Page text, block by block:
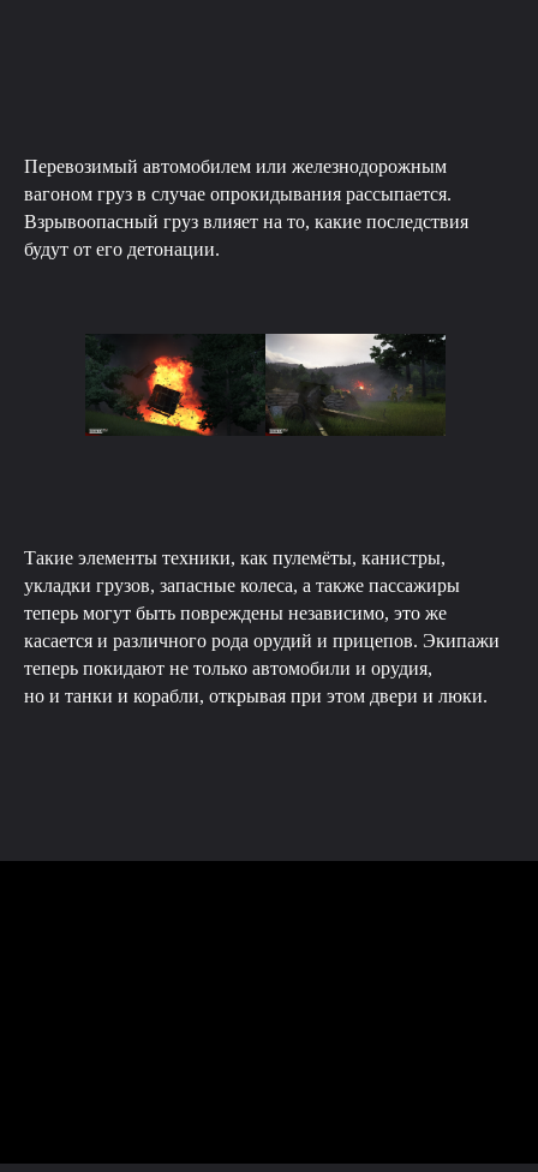
Перевозимый автомобилем или железнодорожным
вагоном груз в случае опрокидывания рассыпается.
Взрывоопасный груз влияет на то, какие последствия
будут от его детонации.
Такие элементы техники, как пулемёты, канистры,
укладки грузов, запасные колеса, а также пассажиры
теперь могут быть повреждены независимо, это же
касается и различного рода орудий и прицепов. Экипажи
теперь покидают не только автомобили и орудия,
но и танки и корабли, открывая при этом двери и люки.